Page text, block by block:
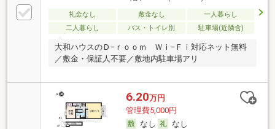
礼金なし 敷金なし
一人暮らし
二人暮らし
バス・トイレ別 駐車場(近隣含)
大和ハウスのＤ−ｒｏｏｍ Ｗｉ−Ｆｉ対応ネット無料
／敷金・保証人不要／敷地内駐車場アリ
6.20万円
管理費5,000円
なし
なし